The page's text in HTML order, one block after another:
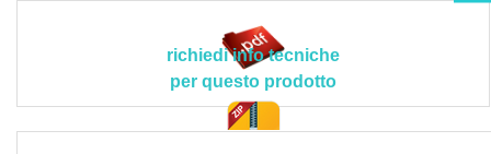
Sono esclusi dal prezzo la fornitura e posa della cassetta
da incasso o a vista, l’eventuale copertura igienica, mentre
s’intendono compresi il trasporto e posa dei materiali a piè
d'opera, il montaggio a terra in quattro punti di fissaggio, il
richiedi info tecniche
per questo prodotto